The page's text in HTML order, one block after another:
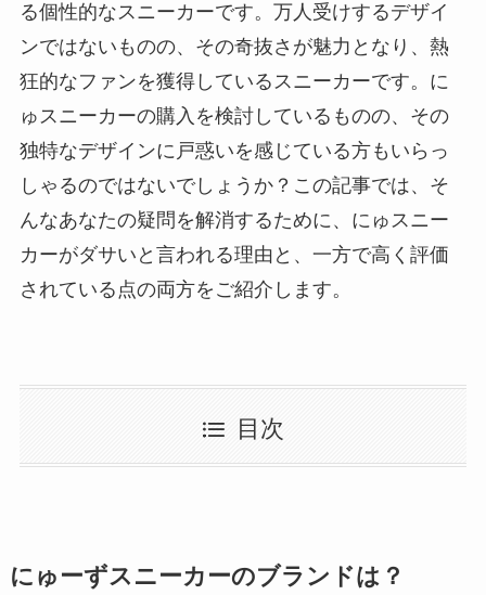
る個性的なスニーカーです。万人受けするデザイ
ンではないものの、その奇抜さが魅力となり、熱
狂的なファンを獲得しているスニーカーです。に
ゅスニーカーの購入を検討しているものの、その
独特なデザインに戸惑いを感じている方もいらっ
しゃるのではないでしょうか？この記事では、そ
んなあなたの疑問を解消するために、にゅスニー
カーがダサいと言われる理由と、一方で高く評価
されている点の両方をご紹介します。
目次
にゅーずスニーカーのブランドは？